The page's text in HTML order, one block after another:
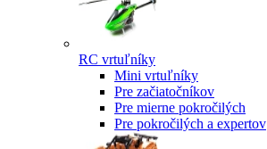
RC vrtuľníky
Mini vrtuľníky
Pre začiatočníkov
Pre mierne pokročilých
Pre pokročilých a expertov